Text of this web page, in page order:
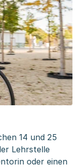
14 und 25
Lehrstelle
oder einen